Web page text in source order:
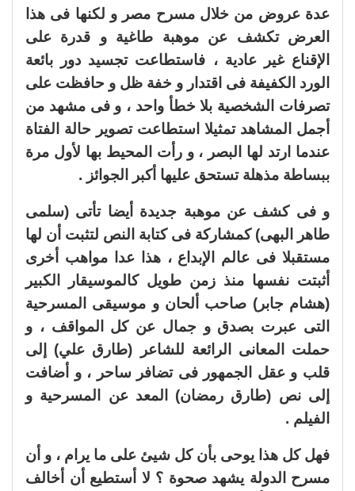
عدة عروض من خلال مسرح مصر و لكنها فى هذا
العرض تكشف عن موهبة طاغية و قدرة على
الإقناع غير عادية ، فاستطاعت تجسيد دور بائعة
الورد الكفيفة فى اقتدار و خفة ظل و حافظت على
تصرفات الشخصية بلا خطأ واحد ، و فى مشهد من
أجمل المشاهد تمثيلا استطاعت تصوير حالة الفتاة
عندما ارتد لها البصر ، و رأت المحيط بها لأول مرة
ببساطة مذهلة تستحق عليها أكبر الجوائز .
و فى كشف عن موهبة جديدة أيضا تأتى (سلمى
طاهر البهى) كمشاركة فى كتابة النص لتثبت أن لها
مستقبلا فى عالم الإبداع ، هذا عدا مواهب أخرى
أثبتت نفسها منذ زمن طويل كالموسيقار الكبير
(هشام جابر) صاحب ألحان و موسيقى المسرحية
التى عبرت بصدق و جمال عن كل المواقف ، و
حملت المعانى الرائعة للشاعر (طارق علي) إلى
قلب و عقل الجمهور فى تضافر ساحر ، و أضافت
إلى نص (طارق رمضان) المعد عن المسرحية و
الفيلم .
فهل كل هذا يوحى بأن كل شيئ على ما يرام ، و أن
مسرح الدولة يشهد صحوة ؟ لا أستطيع أن أخالف